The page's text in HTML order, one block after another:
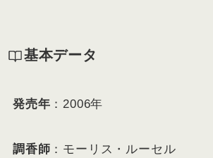
基本データ
発売年 ：2006年
調香師 ：モーリス・ルーセル